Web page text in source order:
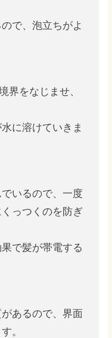
で、泡立ちがよ
界をなじませ、
に溶けていきま
いるので、一度
っつくのを防ぎ
で髪が帯電する
あるので、界面
。